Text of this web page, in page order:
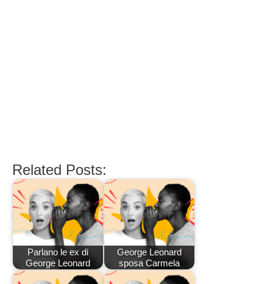
Related Posts:
Parlano le ex di
George Leonard
George Leonard
sposa Carmela